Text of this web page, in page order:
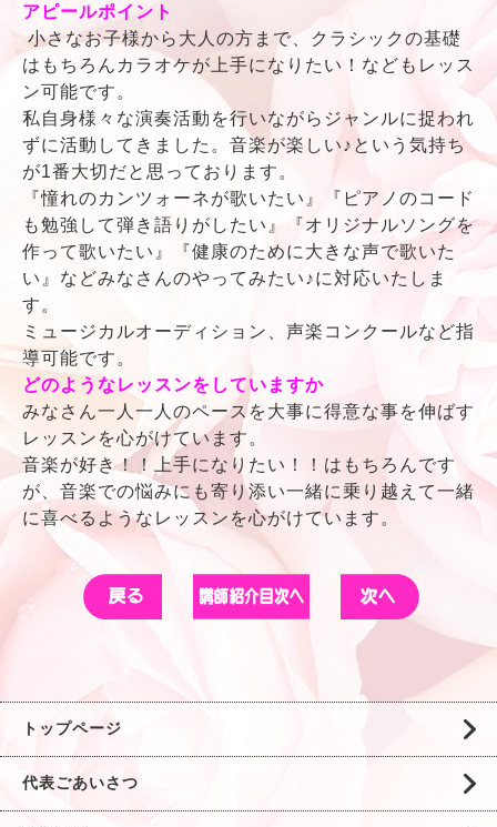
アピールポイント
小さなお子様から大人の方まで、クラシックの基礎
はもちろんカラオケが上手になりたい！などもレッス
ン可能です。
私自身様々な演奏活動を行いながらジャンルに捉われ
ずに活動してきました。音楽が楽しい♪という気持ち
が1番大切だと思っております。
『憧れのカンツォーネが歌いたい』『ピアノのコード
も勉強して弾き語りがしたい』『オリジナルソングを
作って歌いたい』『健康のために大きな声で歌いた
い』などみなさんのやってみたい♪に対応いたしま
す。
ミュージカルオーディション、声楽コンクールなど指
導可能です。
どのようなレッスンをしていますか
みなさん一人一人のペースを大事に得意な事を伸ばす
レッスンを心がけています。
音楽が好き！！上手になりたい！！はもちろんです
が、音楽での悩みにも寄り添い一緒に乗り越えて一緒
に喜べるようなレッスンを心がけています。
トップページ
代表ごあいさつ